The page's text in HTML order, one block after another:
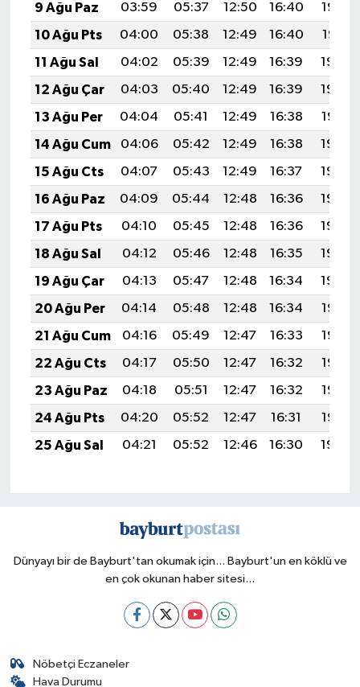
9 Ağu Paz
03:59 05:37 12:50 16:40
19:52
10 Ağu Pts
04:00 05:38 12:49 16:40
19:51
11 Ağu Sal
04:02 05:39 12:49 16:39
19:50
12 Ağu Çar
04:03 05:40 12:49 16:39
19:48
13 Ağu Per
04:04 05:41 12:49 16:38
19:47
14 Ağu Cum
04:06 05:42 12:49 16:38
19:46
15 Ağu Cts
04:07 05:43 12:49 16:37
19:44
16 Ağu Paz
04:09 05:44 12:48 16:36
19:43
17 Ağu Pts
04:10 05:45 12:48 16:36
19:42
18 Ağu Sal
04:12 05:46 12:48 16:35
19:40
19 Ağu Çar
04:13 05:47 12:48 16:34
19:39
20 Ağu Per
04:14 05:48 12:48 16:34
19:37
21 Ağu Cum
04:16 05:49 12:47 16:33
19:36
22 Ağu Cts
04:17 05:50 12:47 16:32
19:35
23 Ağu Paz
04:18 05:51 12:47 16:32
19:33
24 Ağu Pts
04:20 05:52 12:47 16:31
19:32
25 Ağu Sal
04:21 05:52 12:46 16:30 19:30
Dünyayı bir de Bayburt'tan okumak için... Bayburt'un en köklü ve
en çok okunan haber sitesi...
Nöbetçi Eczaneler
Hava Durumu